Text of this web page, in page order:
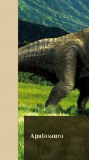
Apatosauro